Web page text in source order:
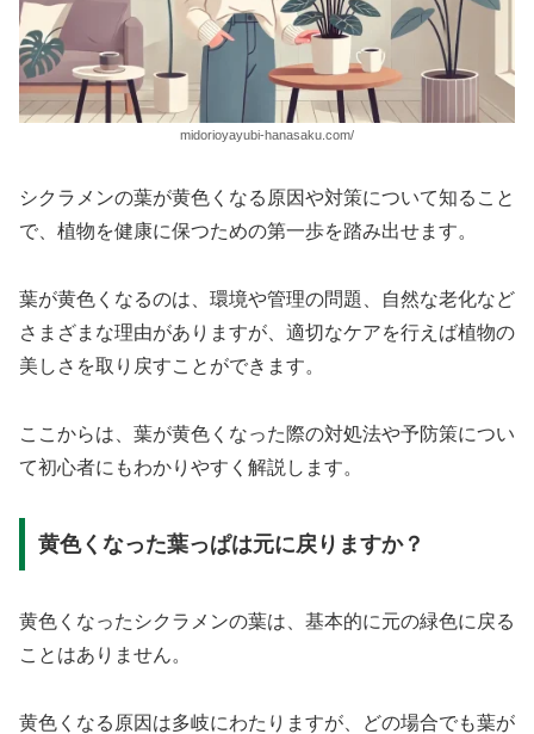
midorioyayubi-hanasaku.com/
シクラメンの葉が黄色くなる原因や対策について知ること
で、植物を健康に保つための第一歩を踏み出せます。
葉が黄色くなるのは、環境や管理の問題、自然な老化など
さまざまな理由がありますが、適切なケアを行えば植物の
美しさを取り戻すことができます。
ここからは、葉が黄色くなった際の対処法や予防策につい
て初心者にもわかりやすく解説します。
黄色くなった葉っぱは元に戻りますか？
黄色くなったシクラメンの葉は、基本的に元の緑色に戻る
ことはありません。
黄色くなる原因は多岐にわたりますが、どの場合でも葉が